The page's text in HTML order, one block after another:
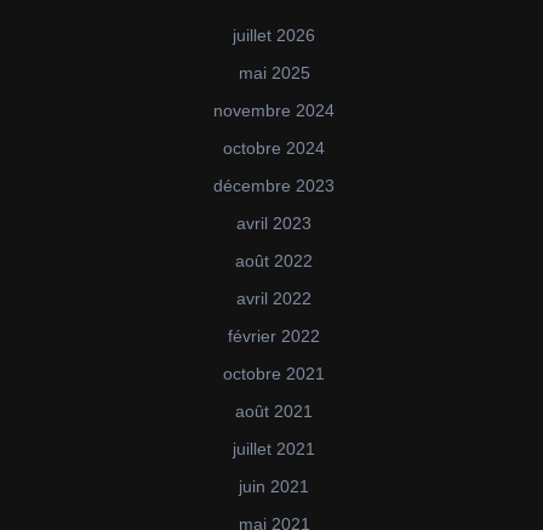
juillet 2026
mai 2025
novembre 2024
octobre 2024
décembre 2023
avril 2023
août 2022
avril 2022
février 2022
octobre 2021
août 2021
juillet 2021
juin 2021
mai 2021